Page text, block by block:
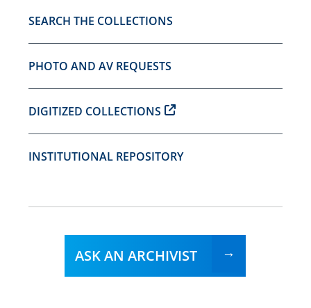
SEARCH THE COLLECTIONS
PHOTO AND AV REQUESTS
DIGITIZED COLLECTIONS
INSTITUTIONAL REPOSITORY
ASK AN ARCHIVIST